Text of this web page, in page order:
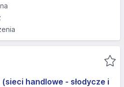
handlowe - słodycze i